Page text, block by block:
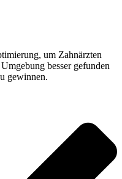
um Zahnärzten
besser gefunden
gewinnen.